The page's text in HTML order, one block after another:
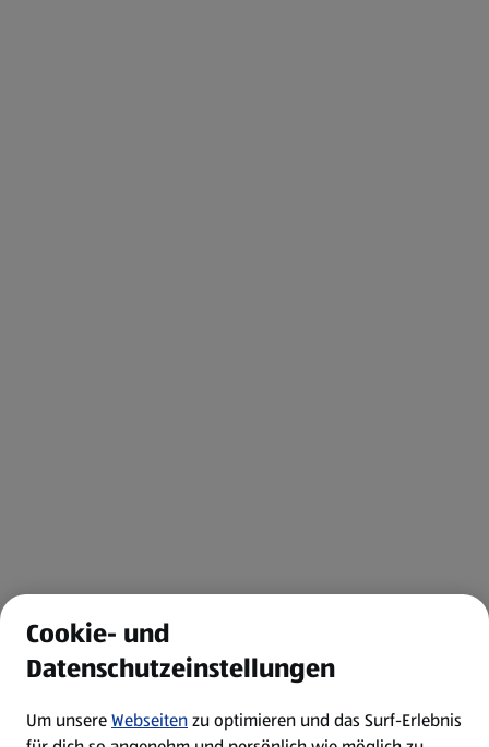
Cookie- und
Datenschutzeinstellungen
Um unsereWebseitenzu optimieren und das Surf-Erlebnis